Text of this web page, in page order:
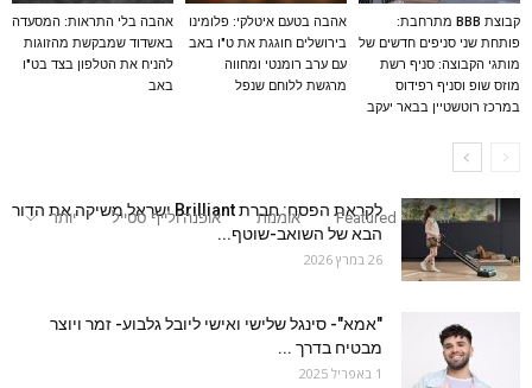
קבוצת BBB מתרחבת:
פותחת שני סניפים חדשים של
מותגי הקבוצה: סניף רשת
מוזס שופ וסניף רפידוס
במרכז רוטשטיין בבאר יעקב
אהבה בטעם איטלקי: פלומינו
בירושלים חוגגת את ט"ו באב
עם ערב רומנטי ומחווה
מרגשת ללוחם שנפל
אהבה בלי התראות: המסעדה
באשדוד שמבקשת מהזוגות
להניח את הטלפון בצד בט"ו
באב
All
Featured אומנות אופנה ולייף סטייל יותר
לקראת הפסח: חברת Brilliant ישראל משיקה את הדור
הבא של השואב-שוטף...
26 במרץ 2026
"אמא"- סינגל שלישי ואישי ליובל גלבוע- זמר ויוצר
מבטיח בדרך ...
1 באפריל 2025